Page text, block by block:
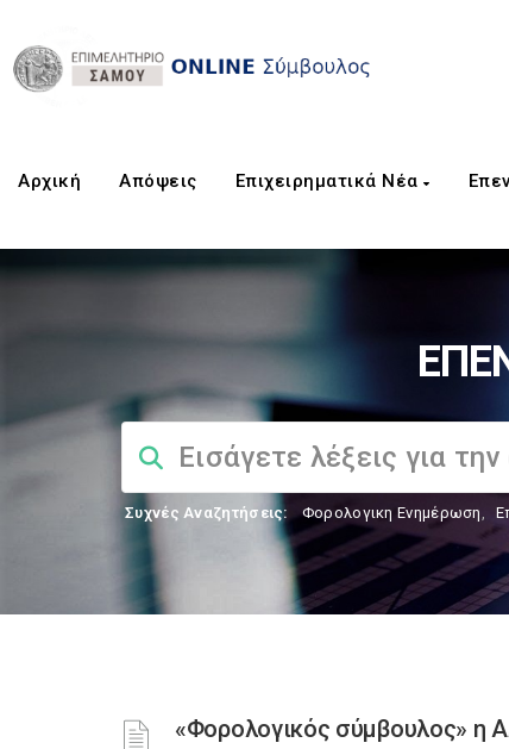
Αρχική Aπόψεις Επιχειρηματικά Νέα
Συχνές Αναζητήσεις: Φορολογικη Ενημέρωση,
«Φορολογικός σύμβουλος» η